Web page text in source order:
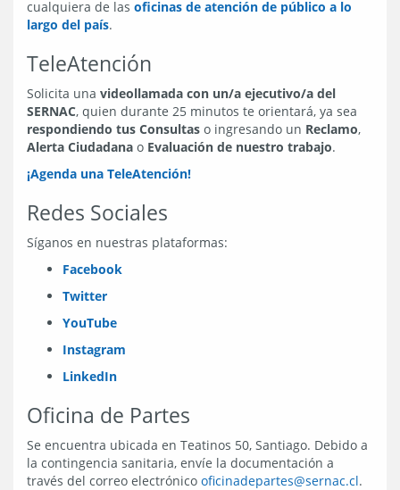
cualquiera de las oficinas de atención de público a lo
largo del país.
TeleAtención
Solicita una videollamada con un/a ejecutivo/a del
SERNAC, quien durante 25 minutos te orientará, ya sea
respondiendo tus Consultas o ingresando un Reclamo,
Alerta Ciudadana o Evaluación de nuestro trabajo.
¡Agenda una TeleAtención!
Redes Sociales
Síganos en nuestras plataformas:
Facebook
Twitter
YouTube
Instagram
LinkedIn
Oficina de Partes
Se encuentra ubicada en Teatinos 50, Santiago. Debido a
la contingencia sanitaria, envíe la documentación a
través del correo electrónico oficinadepartes@sernac.cl.